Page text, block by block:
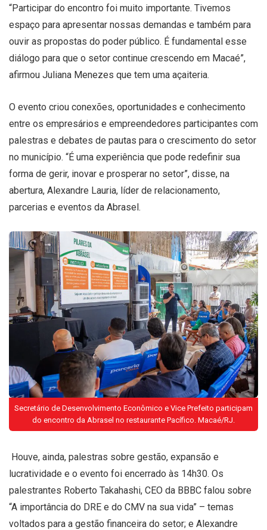
“Participar do encontro foi muito importante. Tivemos
espaço para apresentar nossas demandas e também para
ouvir as propostas do poder público. É fundamental esse
diálogo para que o setor continue crescendo em Macaé”,
afirmou Juliana Menezes que tem uma açaiteria.
O evento criou conexões, oportunidades e conhecimento
entre os empresários e empreendedores participantes com
palestras e debates de pautas para o crescimento do setor
no município. “É uma experiência que pode redefinir sua
forma de gerir, inovar e prosperar no setor”, disse, na
abertura, Alexandre Lauria, líder de relacionamento,
parcerias e eventos da Abrasel.
Secretário de Desenvolvimento Econômico e Vice Prefeito participam
do encontro da Abrasel no restaurante Pacífico. Macaé/RJ.
Houve, ainda, palestras sobre gestão, expansão e
lucratividade e o evento foi encerrado às 14h30. Os
palestrantes Roberto Takahashi, CEO da BBBC falou sobre
“A importância do DRE e do CMV na sua vida” – temas
voltados para a gestão financeira do setor; e Alexandre